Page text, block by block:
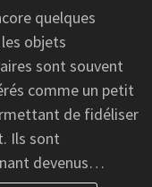
quelques
objets
sont souvent
comme un petit
de fidéliser
Ils sont
devenus…